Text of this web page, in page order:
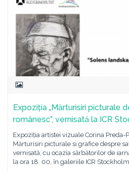
Expoziția „Mărturisiri picturale
românesc”, vernisată la ICR
Expoziția artistei vizuale Corina Preda-
Mărturisiri picturale si grafice despre
vernisată, cu ocazia sărbătorilor de
la ora 18. 00, în galeriile ICR